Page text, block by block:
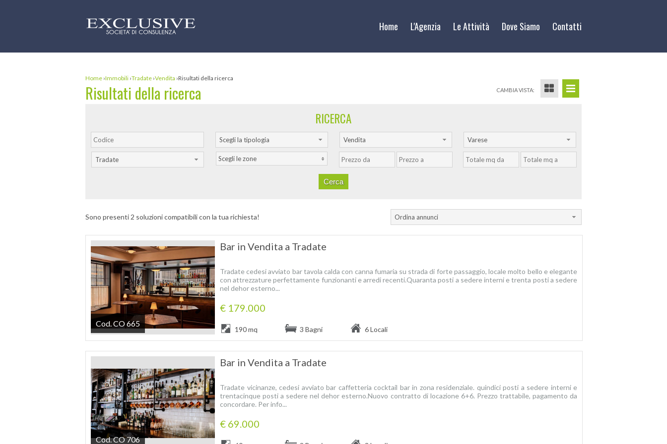
Home L'Agenzia Le Attività Dove Siamo Contatti
Home ›Immobili ›Tradate ›Vendita ›Risultati della ricerca
Risultati della ricerca
RICERCA
Scegli la tipologia Vendita Varese
Tradate Scegli le zone
CAMBIA VISTA:
Sono presenti 2 soluzioni compatibili con la tua richiesta! Ordina annunci
Bar in Vendita a Tradate
Tradate cedesi avviato bar tavola calda con canna fumaria su strada di forte passaggio, locale molto bello e elegante
con attrezzature perfettamente funzionanti e arredi recenti.Quaranta posti a sedere interni e trenta posti a sedere
nel dehor esterno...
€ 179.000
Cod. CO 665
190 mq 3 Bagni 6 Locali
Bar in Vendita a Tradate
Tradate vicinanze, cedesi avviato bar caffetteria cocktail bar in zona residenziale. quindici posti a sedere interni e
trentacinque posti a sedere nel dehor esterno.Nuovo contratto di locazione 6+6. Prezzo trattabile, pagamento da
concordare. Per info...
€ 69.000
Cod. CO 706